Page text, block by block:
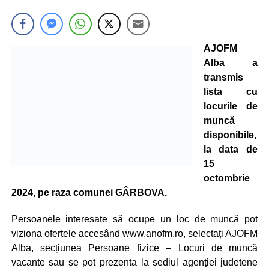
AJOFM
Alba a
transmis
lista cu
locurile de
muncă
disponibile,
la data de
15
octombrie
2024, pe raza comunei GÂRBOVA.
Persoanele interesate să ocupe un loc de muncă pot
viziona ofertele accesând www.anofm.ro, selectați AJOFM
Alba, secțiunea Persoane fizice – Locuri de muncă
vacante sau se pot prezenta la sediul agenției judetene